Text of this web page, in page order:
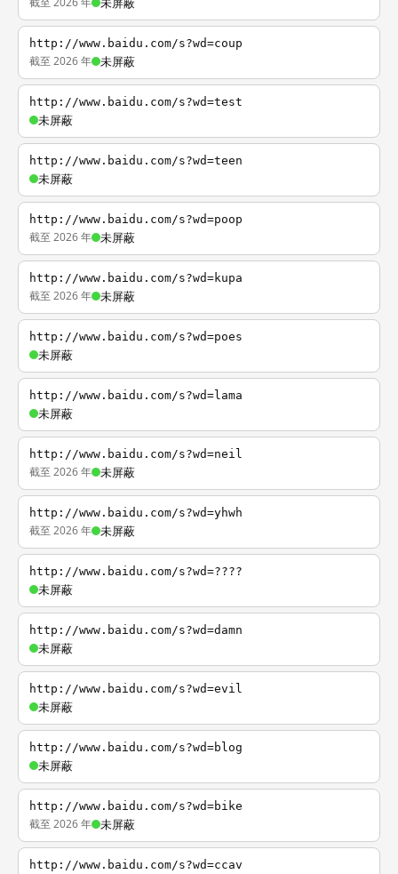
http://www.baidu.com/s?wd=coup
截至 2026 年 未屏蔽
http://www.baidu.com/s?wd=test
未屏蔽
http://www.baidu.com/s?wd=teen
未屏蔽
http://www.baidu.com/s?wd=poop
截至 2026 年 未屏蔽
http://www.baidu.com/s?wd=kupa
截至 2026 年 未屏蔽
http://www.baidu.com/s?wd=poes
未屏蔽
http://www.baidu.com/s?wd=lama
未屏蔽
http://www.baidu.com/s?wd=neil
截至 2026 年 未屏蔽
http://www.baidu.com/s?wd=yhwh
截至 2026 年 未屏蔽
http://www.baidu.com/s?wd=????
未屏蔽
http://www.baidu.com/s?wd=damn
未屏蔽
http://www.baidu.com/s?wd=evil
未屏蔽
http://www.baidu.com/s?wd=blog
未屏蔽
http://www.baidu.com/s?wd=bike
截至 2026 年 未屏蔽
http://www.baidu.com/s?wd=ccav